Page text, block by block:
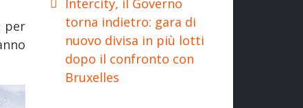
per
torna indietro: gara di
nuovo divisa in più lotti
dopo il confronto con
Bruxelles